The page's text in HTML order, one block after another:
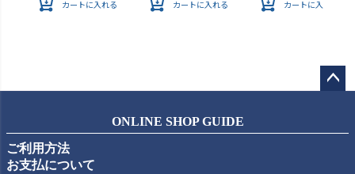
カートに入れる カートに入れる カートに入れる
ップ
ONLINE SHOP GUIDE
ご利用方法
お支払について